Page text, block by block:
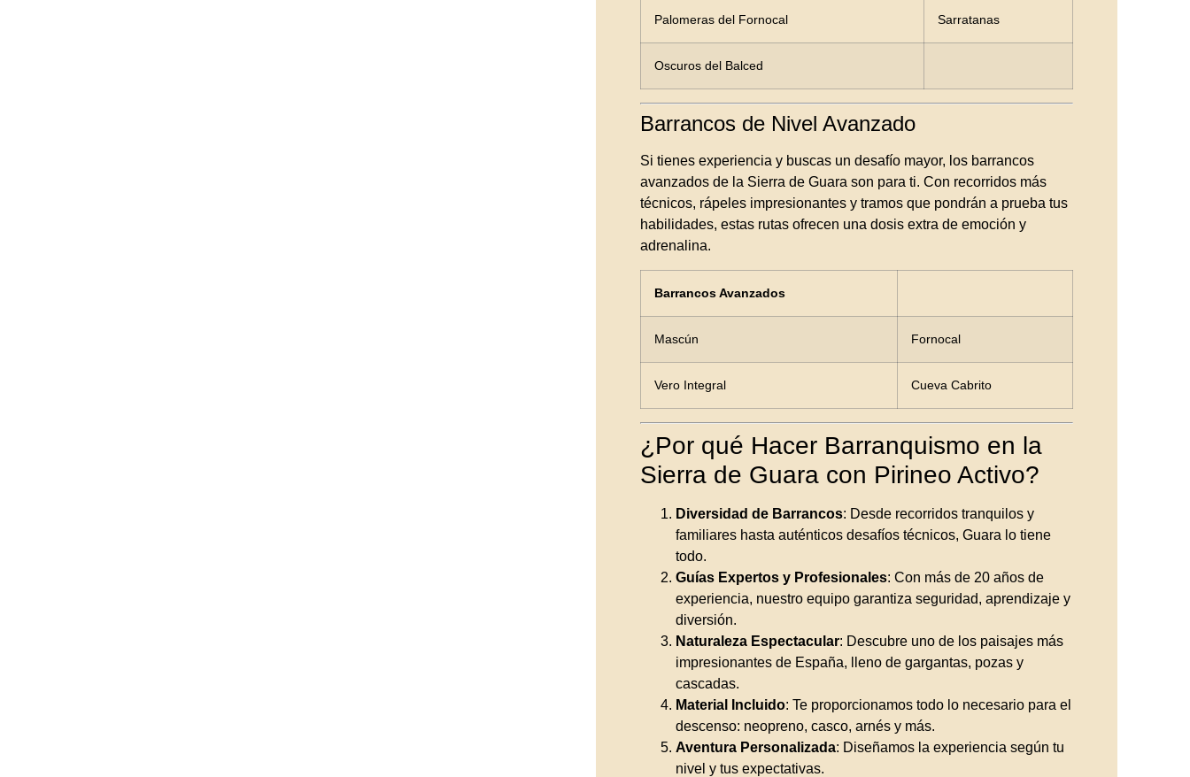
Palomeras del Fornocal Sarratanas
Oscuros del Balced
Barrancos de Nivel Avanzado
Si tienes experiencia y buscas un desafío mayor, los barrancos
avanzados de la Sierra de Guara son para ti. Con recorridos más
técnicos, rápeles impresionantes y tramos que pondrán a prueba tus
habilidades, estas rutas ofrecen una dosis extra de emoción y
adrenalina.
Barrancos Avanzados
Mascún Fornocal
Vero Integral Cueva Cabrito
¿Por qué Hacer Barranquismo en la
Sierra de Guara con Pirineo Activo?
Diversidad de Barrancos: Desde recorridos tranquilos y
familiares hasta auténticos desafíos técnicos, Guara lo tiene
todo.
Guías Expertos y Profesionales: Con más de 20 años de
experiencia, nuestro equipo garantiza seguridad, aprendizaje y
diversión.
Naturaleza Espectacular: Descubre uno de los paisajes más
impresionantes de España, lleno de gargantas, pozas y
cascadas.
Material Incluido: Te proporcionamos todo lo necesario para el
descenso: neopreno, casco, arnés y más.
Aventura Personalizada: Diseñamos la experiencia según tu
nivel y tus expectativas.